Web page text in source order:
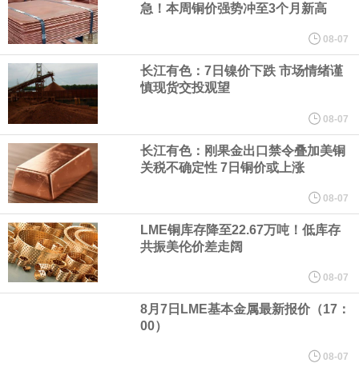
纽约期银日内涨4%，现报64.08美元/盎司。
宇树科技董事长、总经理兼首席技术官王兴兴在网上路演时表示，
经过多年研发创新和技术积累，公司逐步形成了包括一体化关节集
成技术、高紧凑度机器人身体集成技术、机器人激光雷达全自研核
心技术等多项已商业化应用的核心技术并已应用于公司的高性能通
用人形机器人、四足机器人等产品。
美国总统特朗普6日否认他对国防部长赫格塞思不满，称对赫格塞思
所做的工作“非常满意”。特朗普在社交媒体上发帖称，一些媒体有关
他与赫格塞思就弹药短缺问题发生冲突的报道是“完全没有根据的谣
急！本周铜价强势冲至3个月新高
08-07
长江有色：7日镍价下跌 市场情绪谨
慎现货交投观望
08-07
长江有色：刚果金出口禁令叠加美铜
关税不确定性 7日铜价或上涨
08-07
LME铜库存降至22.67万吨！低库存
共振美伦价差走阔
08-07
8月7日LME基本金属最新报价（17：
00）
08-07